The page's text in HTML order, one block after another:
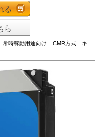
る
ら
常時稼動用途向け CMR方式 キ